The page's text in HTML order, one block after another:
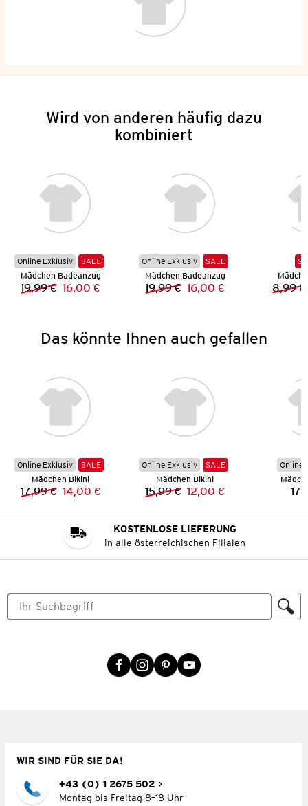
Wird von anderen häufig dazu
kombiniert
Online Exklusiv
SALE
Mädchen Badeanzug
Vorheriger Preis:
19,99 € Neuer Preis:
16,00 €
Online Exklusiv
SALE
Mädchen Badeanzug
Vorheriger Preis:
19,99 € Neuer Preis:
16,00 € 8,99 €
Das könnte Ihnen auch gefallen
Online Exklusiv
SALE
Mädchen Bikini
Vorheriger Preis:
17,99 € Neuer Preis:
14,00 €
Online Exklusiv
SALE
Mädchen Bikini
Vorheriger Preis:
15,99 € Neuer Preis:
12,00 €
Online
KOSTENLOSE LIEFERUNG
in alle österreichischen Filialen
WIR SIND FÜR SIE DA!
+43 (0) 1 2675 502
Montag bis Freitag 8–18 Uhr